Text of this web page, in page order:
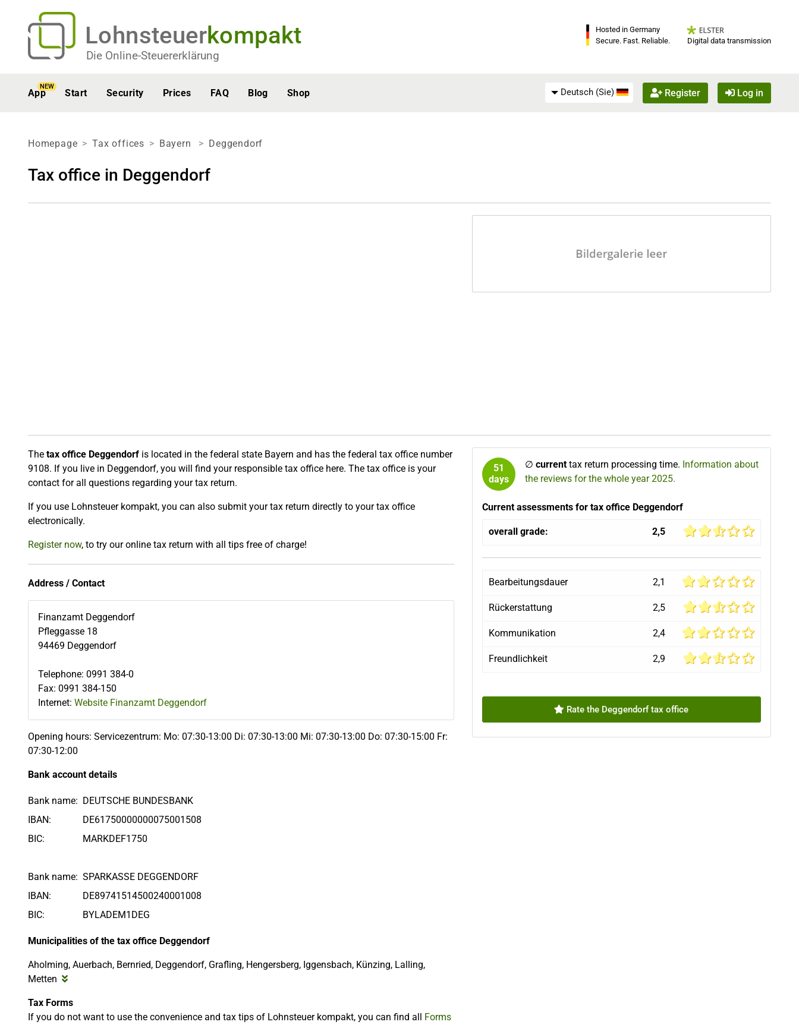
Lohnsteuerkompakt
Die Online-Steuererklärung
Hosted in Germany
Secure. Fast. Reliable.
Digital data transmission
App
NEW
Start Security Prices FAQ Blog Shop Deutsch (Sie) Register Log in
Homepage Tax offices Bayern Deggendorf
Tax office in Deggendorf
The tax office Deggendorf is located in the federal state Bayern and has the federal tax office number
9108. If you live in Deggendorf, you will find your responsible tax office here. The tax office is your
contact for all questions regarding your tax return.
If you use Lohnsteuer kompakt, you can also submit your tax return directly to your tax office
electronically.
Register now, to try our online tax return with all tips free of charge!
Address / Contact
Finanzamt Deggendorf
Pfleggasse 18
94469 Deggendorf
Telephone: 0991 384-0
Fax: 0991 384-150
Internet: Website Finanzamt Deggendorf
Opening hours: Servicezentrum: Mo: 07:30-13:00 Di: 07:30-13:00 Mi: 07:30-13:00 Do: 07:30-15:00 Fr:
07:30-12:00
Bank account details
Bank name: DEUTSCHE BUNDESBANK
IBAN:
DE61750000000075001508
BIC:
MARKDEF1750
Bank name: SPARKASSE DEGGENDORF
IBAN:
DE89741514500240001008
BIC:
BYLADEM1DEG
Municipalities of the tax office Deggendorf
Aholming, Auerbach, Bernried, Deggendorf, Grafling, Hengersberg, Iggensbach, Künzing, Lalling,
Metten
Tax Forms
If you do not want to use the convenience and tax tips of Lohnsteuer kompakt, you can find all Forms
51
days
∅ currenttax return processing time. Information about
the reviews for the whole year 2025.
Current assessments for tax office Deggendorf
overall grade: 2,5
Bearbeitungsdauer 2,1
Rückerstattung 2,5
Kommunikation 2,4
Freundlichkeit 2,9
Rate the Deggendorf tax office